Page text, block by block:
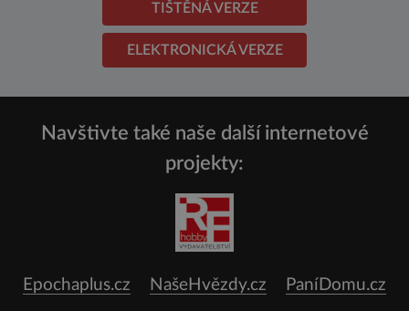
TIŠTĚNÁ VERZE
ELEKTRONICKÁ VERZE
Navštivte také naše další internetové
projekty:
Epochaplus.cz NašeHvězdy.cz PaníDomu.cz